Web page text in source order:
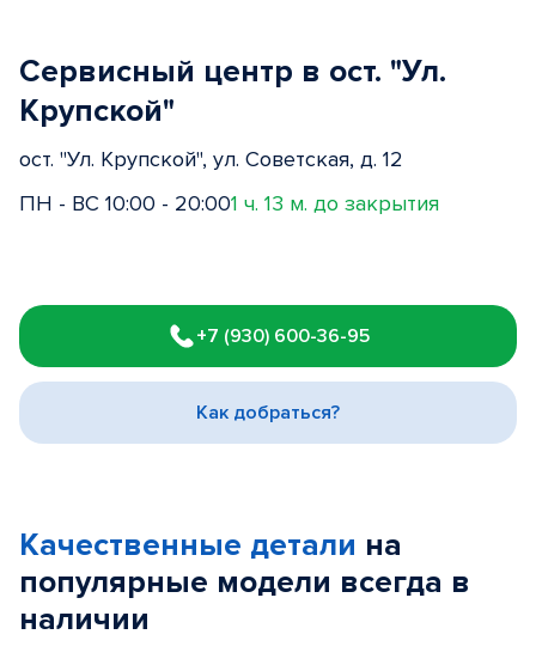
Сервисный центр в ост. "Ул.
Крупской"
ост. "Ул. Крупской", ул. Советская, д. 12
ПН - ВС 10:00 - 20:001 ч. 13 м. до закрытия
1
of
3
+7 (930) 600-36-95
Как добраться?
Качественные детали на
популярные модели всегда в
наличии